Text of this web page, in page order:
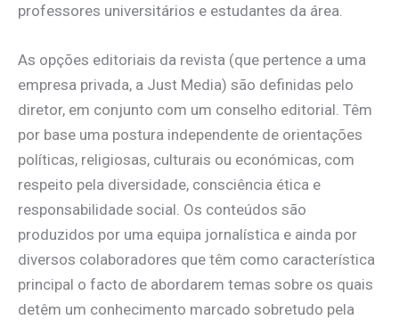
professores universitários e estudantes da área.
As opções editoriais da revista (que pertence a uma
empresa privada, a Just Media) são definidas pelo
diretor, em conjunto com um conselho editorial. Têm
por base uma postura independente de orientações
políticas, religiosas, culturais ou económicas, com
respeito pela diversidade, consciência ética e
responsabilidade social. Os conteúdos são
produzidos por uma equipa jornalística e ainda por
diversos colaboradores que têm como característica
principal o facto de abordarem temas sobre os quais
detêm um conhecimento marcado sobretudo pela